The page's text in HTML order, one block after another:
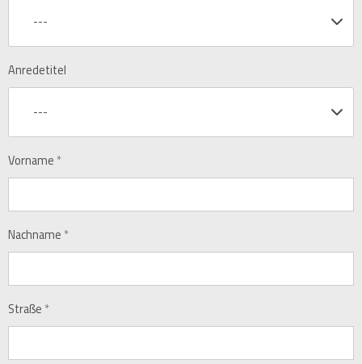
---
Anredetitel
---
Vorname *
Nachname *
Straße *